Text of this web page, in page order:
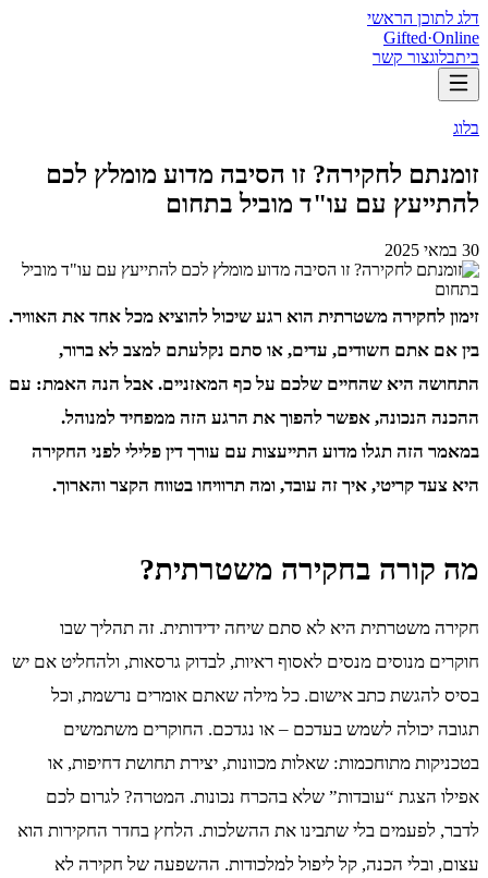
דלג לתוכן הראשי
Gifted·Online
ביתבלוגצור קשר
בלוג
זומנתם לחקירה? זו הסיבה מדוע מומלץ לכם
להתייעץ עם עו"ד מוביל בתחום
30 במאי 2025
זימון לחקירה משטרתית הוא רגע שיכול להוציא מכל אחד את האוויר.
בין אם אתם חשודים, עדים, או סתם נקלעתם למצב לא ברור,
התחושה היא שהחיים שלכם על כף המאזניים. אבל הנה האמת: עם
ההכנה הנכונה, אפשר להפוך את הרגע הזה ממפחיד למנוהל.
במאמר הזה תגלו מדוע התייעצות עם עורך דין פלילי לפני החקירה
היא צעד קריטי, איך זה עובד, ומה תרוויחו בטווח הקצר והארוך.
מה קורה בחקירה משטרתית?
חקירה משטרתית היא לא סתם שיחה ידידותית. זה תהליך שבו
חוקרים מנוסים מנסים לאסוף ראיות, לבדוק גרסאות, ולהחליט אם יש
בסיס להגשת כתב אישום. כל מילה שאתם אומרים נרשמת, וכל
תגובה יכולה לשמש בעדכם – או נגדכם. החוקרים משתמשים
בטכניקות מתוחכמות: שאלות מכוונות, יצירת תחושת דחיפות, או
אפילו הצגת “עובדות” שלא בהכרח נכונות. המטרה? לגרום לכם
לדבר, לפעמים בלי שתבינו את ההשלכות. הלחץ בחדר החקירות הוא
עצום, ובלי הכנה, קל ליפול למלכודות. ההשפעה של חקירה לא